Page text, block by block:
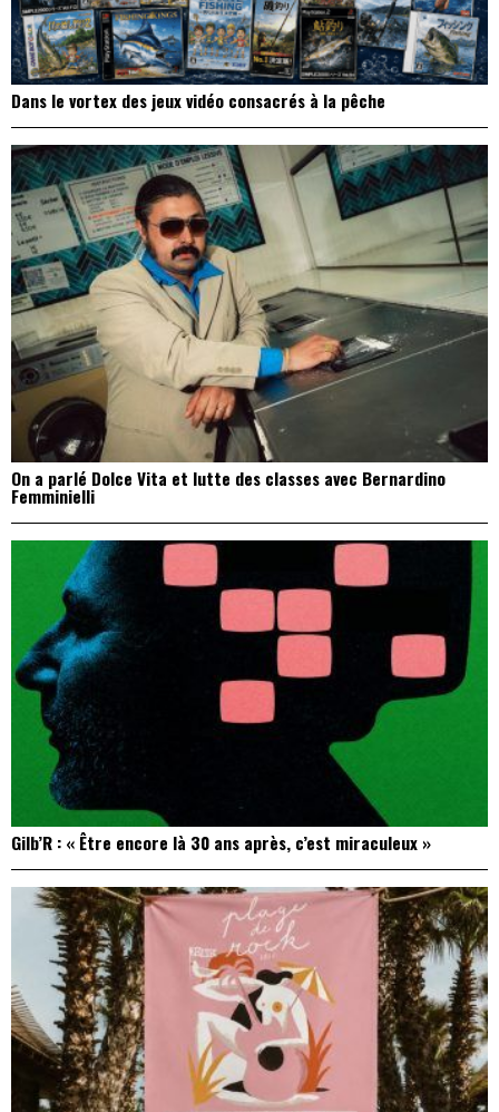
Dans le vortex des jeux vidéo consacrés à la pêche
On a parlé Dolce Vita et lutte des classes avec Bernardino
Femminielli
Gilb’R : « Être encore là 30 ans après, c’est miraculeux »